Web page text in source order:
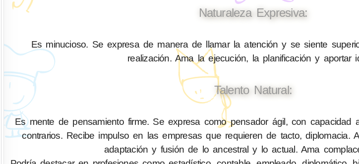
Naturaleza Expresiva:
Es minucioso. Se expresa de manera de llamar la atención y se siente
realización. Ama la ejecución, la planificación y aportar
Talento Natural:
Es mente de pensamiento firme. Se expresa como pensador ágil, con capacidad
contrarios. Recibe impulso en las empresas que requieren de tacto, diplomacia.
adaptación y fusión de lo ancestral y lo actual. Ama